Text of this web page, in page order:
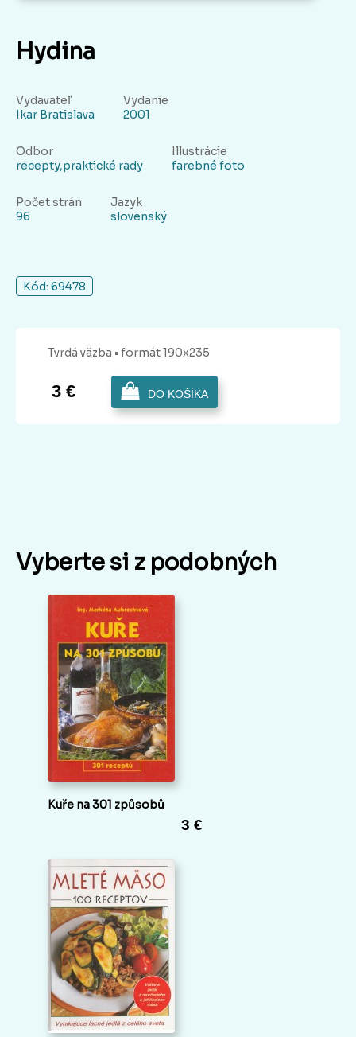
Hydina
Vydavateľ
Ikar Bratislava
Vydanie
2001
Odbor
recepty,praktické rady
Illustrácie
farebné foto
Počet strán
96
Jazyk
slovenský
Kód: 69478
Tvrdá väzba • formát 190x235
3 € DO KOŠÍKA
Vyberte si z podobných
Kuře na 301 způsobů
3 €